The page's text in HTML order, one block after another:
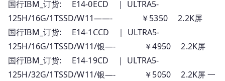
国行IBM_订货: E14-0ECD ｜ ULTRA5-
125H/16G/1TSSD/W11——- ￥5350 2.2K屏
国行IBM_订货: E14-1CCD ｜ ULTRA5-
125H/16G/1TSSD/W11/银—- ￥4950 2.2K屏
国行IBM_订货: E14-19CD ｜ ULTRA5-
125H/32G/1TSSD/W11/银—- ￥5050 2.2K屏 一